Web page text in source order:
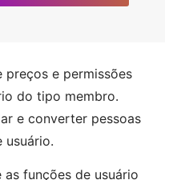
preços e permissões
do tipo membro.
e converter pessoas
usuário.
as funções de usuário